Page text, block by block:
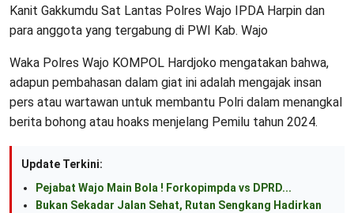
Kanit Gakkumdu Sat Lantas Polres Wajo IPDA Harpin dan
para anggota yang tergabung di PWI Kab. Wajo
Waka Polres Wajo KOMPOL Hardjoko mengatakan bahwa,
adapun pembahasan dalam giat ini adalah mengajak insan
pers atau wartawan untuk membantu Polri dalam menangkal
berita bohong atau hoaks menjelang Pemilu tahun 2024.
Update Terkini:
Pejabat Wajo Main Bola ! Forkopimpda vs DPRD...
Bukan Sekadar Jalan Sehat, Rutan Sengkang Hadirkan